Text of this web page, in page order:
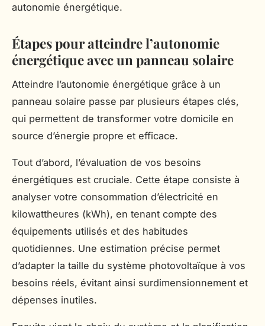
autonomie énergétique.
Étapes pour atteindre l’autonomie
énergétique avec un panneau solaire
Atteindre l’autonomie énergétique grâce à un
panneau solaire passe par plusieurs étapes clés,
qui permettent de transformer votre domicile en
source d’énergie propre et efficace.
Tout d’abord, l’évaluation de vos besoins
énergétiques est cruciale. Cette étape consiste à
analyser votre consommation d’électricité en
kilowattheures (kWh), en tenant compte des
équipements utilisés et des habitudes
quotidiennes. Une estimation précise permet
d’adapter la taille du système photovoltaïque à vos
besoins réels, évitant ainsi surdimensionnement et
dépenses inutiles.